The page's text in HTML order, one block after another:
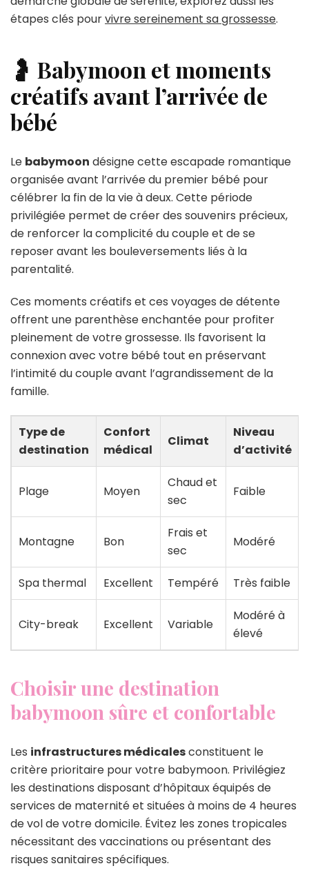
étapes clés pourvivre sereinement sa grossesse.
🤰 Babymoon et moments
créatifs avant l’arrivée de
bébé
Le babymoon désigne cette escapade romantique
organisée avant l’arrivée du premier bébé pour
célébrer la fin de la vie à deux. Cette période
privilégiée permet de créer des souvenirs précieux,
de renforcer la complicité du couple et de se
reposer avant les bouleversements liés à la
parentalité.
Ces moments créatifs et ces voyages de détente
offrent une parenthèse enchantée pour profiter
pleinement de votre grossesse. Ils favorisent la
connexion avec votre bébé tout en préservant
l’intimité du couple avant l’agrandissement de la
famille.
Type de
destination
Confort
médical
Climat
Niveau
d’activité
Plage Moyen
Chaud et
sec
Faible
Montagne Bon
Frais et
sec
Modéré
Spa thermal Excellent Tempéré Très faible
City-break Excellent Variable
Modéré à
élevé
Choisir une destination
babymoon sûre et confortable
Les infrastructures médicalesconstituent le
critère prioritaire pour votre babymoon. Privilégiez
les destinations disposant d’hôpitaux équipés de
services de maternité et situées à moins de 4 heures
de vol de votre domicile. Évitez les zones tropicales
nécessitant des vaccinations ou présentant des
risques sanitaires spécifiques.